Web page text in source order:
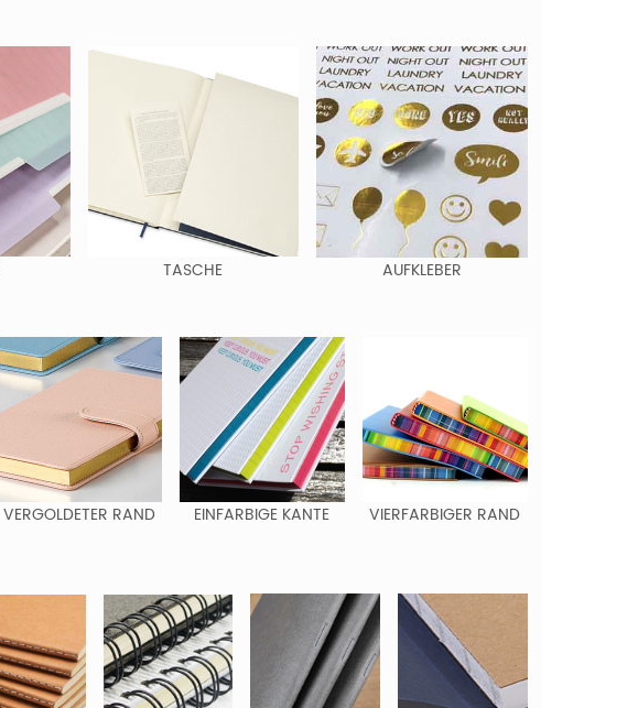
TASCHE AUFKLEBER
VERGOLDETER RAND EINFARBIGE KANTE VIERFARBIGER RAND